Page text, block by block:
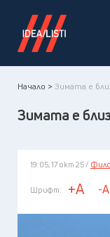
Начало >Зимата е
Зимата е
19:05, 17 окт 25 /
Шрифт: +A -A